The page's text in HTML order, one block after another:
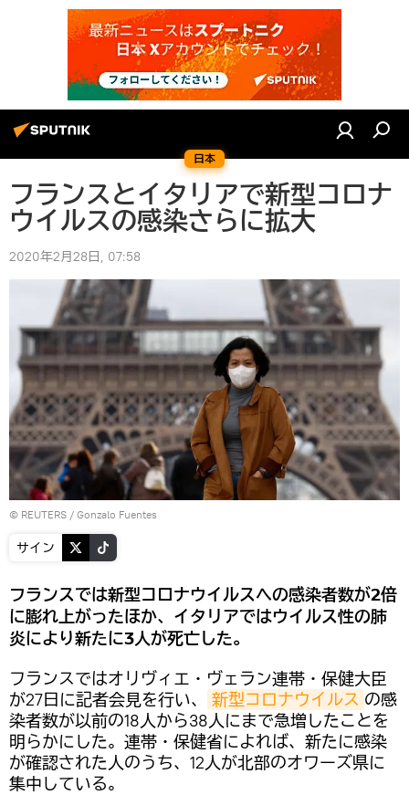
日本
フランスとイタリアで新型コロナ
ウイルスの感染さらに拡大
2020年2月28日, 07:58
© REUTERS / Gonzalo Fuentes
サイン
フランスでは新型コロナウイルスへの感染者数が2倍
に膨れ上がったほか、イタリアではウイルス性の肺
炎により新たに3人が死亡した。
フランスではオリヴィエ・ヴェラン連帯・保健大臣
が27日に記者会見を行い、
新型コロナウイルス の感
染者数が以前の18人から38人にまで急増したことを
明らかにした。連帯・保健省によれば、新たに感染
が確認された人のうち、12人が北部のオワーズ県に
集中している。